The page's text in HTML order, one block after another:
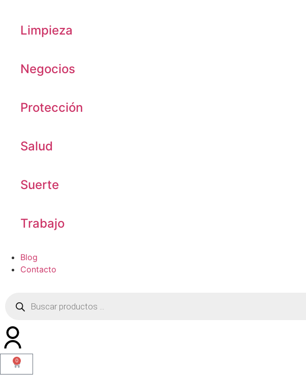
Limpieza
Negocios
Protección
Salud
Suerte
Trabajo
Blog
Contacto
0